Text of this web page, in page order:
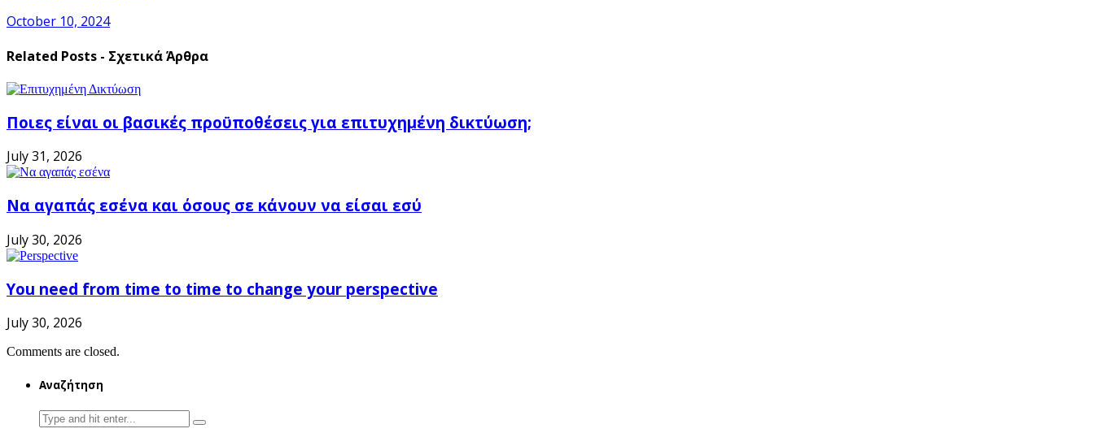
October 10, 2024
Related Posts - Σχετικά Άρθρα
Ποιες είναι οι βασικές προϋποθέσεις για επιτυχημένη δικτύωση;
July 31, 2026
Να αγαπάς εσένα και όσους σε κάνουν να είσαι εσύ
July 30, 2026
You need from time to time to change your perspective
July 30, 2026
Comments are closed.
Αναζήτηση
Search
for: